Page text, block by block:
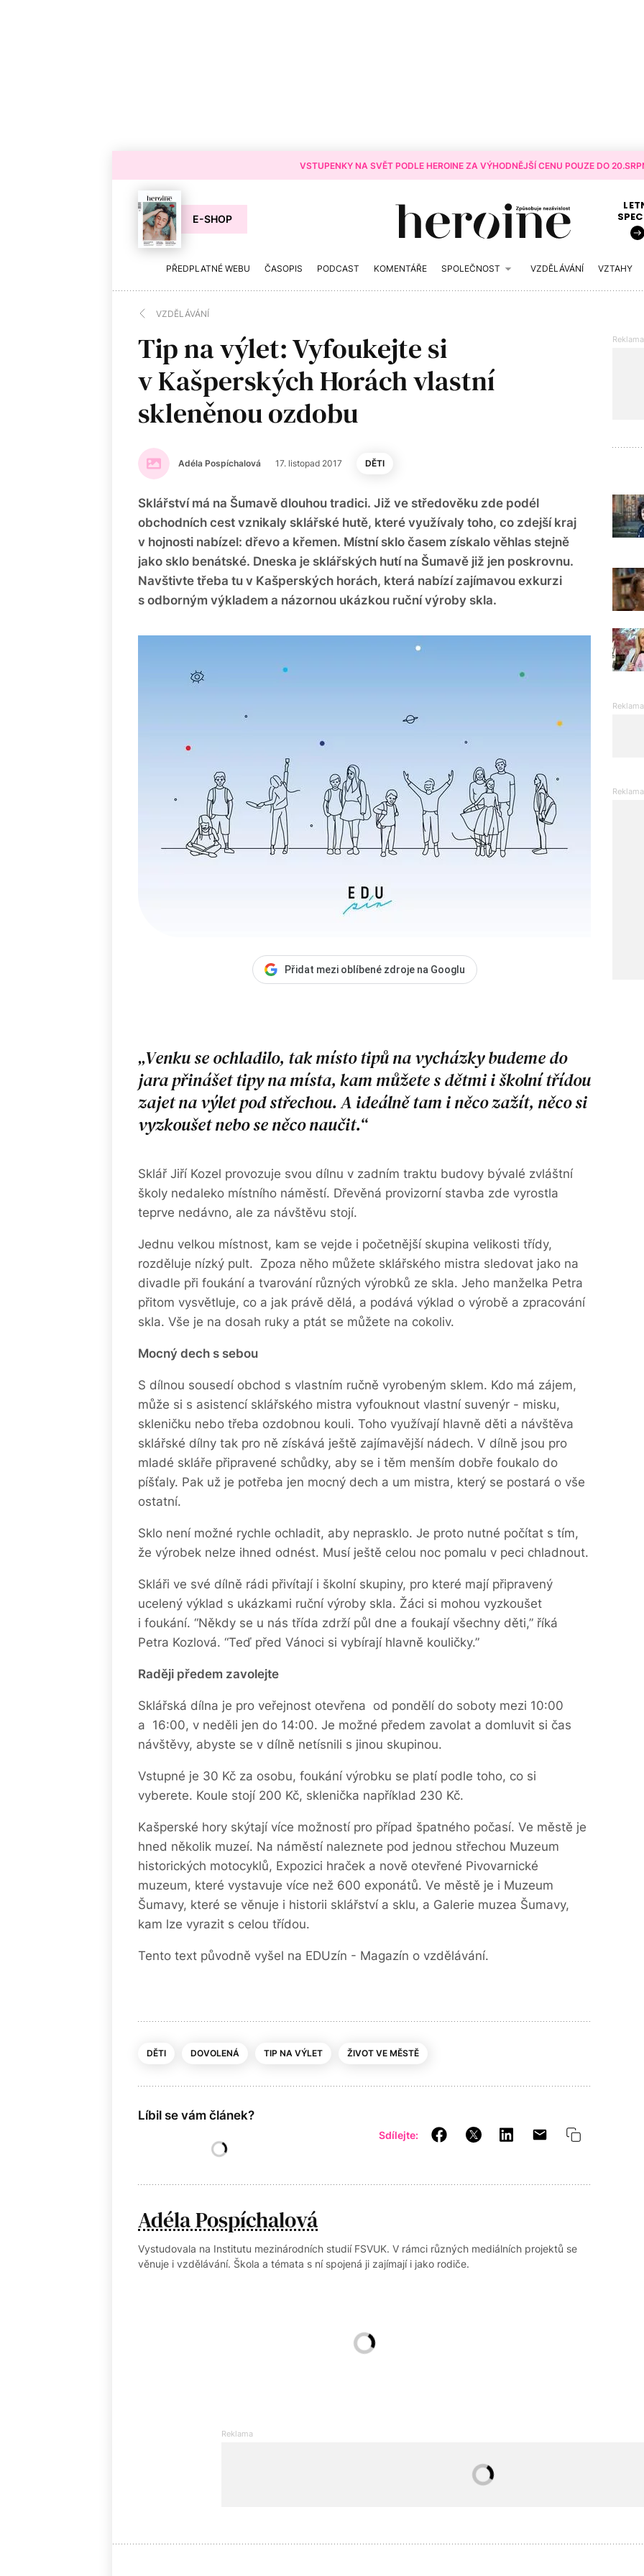
VSTUPENKY NA SVĚT PODLE HEROINE ZA VÝHODNĚJŠÍ CENU POUZE DO
E-SHOP
PŘEDPLATNÉ WEBU ČASOPIS PODCAST KOMENTÁŘE SPOLEČNOST VZDĚLÁVÁNÍ VZTAHY
VZDĚLÁVÁNÍ
Tip na výlet: Vyfoukejte si
v Kašperských Horách vlastní
skleněnou ozdobu
Adéla Pospíchalová 17. listopad 2017 DĚTI
Sklářství má na Šumavě dlouhou tradici. Již ve středověku zde podél
obchodních cest vznikaly sklářské hutě, které využívaly toho, co zdejší kraj
v hojnosti nabízel: dřevo a křemen. Místní sklo časem získalo věhlas stejně
jako sklo benátské. Dneska je sklářských hutí na Šumavě již jen poskrovnu.
Navštivte třeba tu v Kašperských horách, která nabízí zajímavou exkurzi
s odborným výkladem a názornou ukázkou ruční výroby skla.
Přidat mezi oblíbené zdroje na Googlu
Venku se ochladilo, tak místo tipů na vycházky budeme do
jara přinášet tipy na místa, kam můžete s dětmi i školní třídou
zajet na výlet pod střechou. A ideálně tam i něco zažít, něco si
vyzkoušet nebo se něco naučit.
Sklář Jiří Kozel provozuje svou dílnu v zadním traktu budovy bývalé zvláštní
školy nedaleko místního náměstí. Dřevěná provizorní stavba zde vyrostla
teprve nedávno, ale za návštěvu stojí.
Jednu velkou místnost, kam se vejde i početnější skupina velikosti třídy,
rozděluje nízký pult. Zpoza něho můžete sklářského mistra sledovat jako na
divadle při foukání a tvarování různých výrobků ze skla. Jeho manželka Petra
přitom vysvětluje, co a jak právě dělá, a podává výklad o výrobě a zpracování
skla. Vše je na dosah ruky a ptát se můžete na cokoliv.
Mocný dech s sebou
S dílnou sousedí obchod s vlastním ručně vyrobeným sklem. Kdo má zájem,
může si s asistencí sklářského mistra vyfouknout vlastní suvenýr - misku,
skleničku nebo třeba ozdobnou kouli. Toho využívají hlavně děti a návštěva
sklářské dílny tak pro ně získává ještě zajímavější nádech. V dílně jsou pro
mladé skláře připravené schůdky, aby se i těm menším dobře foukalo do
píšťaly. Pak už je potřeba jen mocný dech a um mistra, který se postará o vše
ostatní.
Sklo není možné rychle ochladit, aby neprasklo. Je proto nutné počítat s tím,
že výrobek nelze ihned odnést. Musí ještě celou noc pomalu v peci chladnout.
Skláři ve své dílně rádi přivítají i školní skupiny, pro které mají připravený
ucelený výklad s ukázkami ruční výroby skla. Žáci si mohou vyzkoušet
i foukání. “Někdy se u nás třída zdrží půl dne a foukají všechny děti,” říká
Petra Kozlová. “Teď před Vánoci si vybírají hlavně kouličky.”
Raději předem zavolejte
Sklářská dílna je pro veřejnost otevřena od pondělí do soboty mezi 10:00
a 16:00, v neděli jen do 14:00. Je možné předem zavolat a domluvit si čas
návštěvy, abyste se v dílně netísnili s jinou skupinou.
Vstupné je 30 Kč za osobu, foukání výrobku se platí podle toho, co si
vyberete. Koule stojí 200 Kč, sklenička například 230 Kč.
Kašperské hory skýtají více možností pro případ špatného počasí. Ve městě je
hned několik muzeí. Na náměstí naleznete pod jednou střechou Muzeum
historických motocyklů, Expozici hraček a nově otevřené Pivovarnické
muzeum, které vystavuje více než 600 exponátů. Ve městě je i Muzeum
Šumavy, které se věnuje i historii sklářství a sklu, a Galerie muzea Šumavy,
kam lze vyrazit s celou třídou.
Tento text původně vyšel na EDUzín - Magazín o vzdělávání.
DĚTI DOVOLENÁ TIP NA VÝLET ŽIVOT VE MĚSTĚ
Líbil se vám článek?
Sdílejte:
Adéla Pospíchalová
Vystudovala na Institutu mezinárodních studií FSVUK. V rámci různých mediálních projektů se
věnuje i vzdělávání. Škola a témata s ní spojená ji zajímají i jako rodiče.